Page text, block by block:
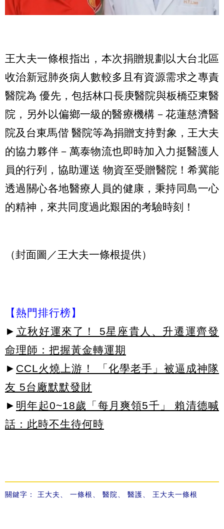
王大夫一條根指出，本次捐贈規劃以大台北區
收治新冠肺炎病人數較多且有資源需求之專責
醫院為 優先，包括林口長庚醫院與板橋亞東醫
院，另外以偏鄉一級的醫療機構－花蓮慈濟醫
院及台東馬偕 醫院等為捐贈支持對象，王大夫
的協力夥伴－萬泰物流也即時加入力挺醫護人
員的行列，協助運送 物資至受贈醫院！希冀能
透過關心各地醫療人員的健康，秉持同島一心
的精神，來共同度過此艱困的考驗時刻！
（封面圖／王大夫一條根提供）
【熱門排行榜】
► 立秋好運來了！ 5星座貴人、升遷運齊發
命理師：把握黃金轉運期
► CCL火燒上游！ 「化學老手」被逼成神隊
友 5台廠默默發財
► 明年起0~18歲「每月爽領5千」 賴清德喊
話：此時不生待何時
關鍵字： 王大夫 一條根 醫院 醫護 王大夫一條根